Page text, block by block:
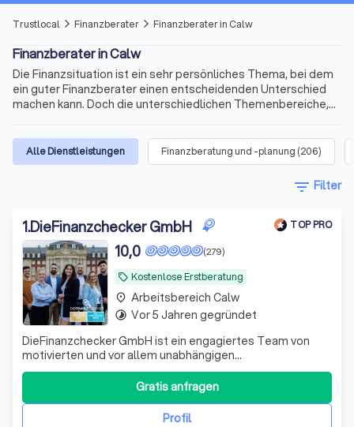
Trustlocal arrow_forward_ios Finanzberater arrow_forward_ios Finanzberater in Calw
Finanzberater in Calw
Die Finanzsituation ist ein sehr persönliches Thema, bei dem
ein guter Finanzberater einen entscheidenden Unterschied
machen kann. Doch die unterschiedlichen Themenbereiche,
nach dem richtigen Berater schnell kompliziert. Wir bieten
Ihnen für Ihre Finanzen Experten für Versicherungen,
Immobilienfinanzierungen, Geldanlagen, Altersvorsorge und
vieles mehr. Finden Sie jetzt mit Trustlocal den besten
Alle Dienstleistungen Finanzberatung und -planung (206)
filter_list Filter
1.DieFinanzchecker GmbH TOP PRO
local_offer Kostenlose Erstberatung
(279)
10,0
DieFinanzchecker GmbH ist ein engagiertes Team von
motivierten und vor allem unabhängigen
Finanz-/Versicherungsmaklern aus dem Münsterland. Seit
2012 bieten wir unseren Kunden individuelle und
zielorientierte Produkte an, wobei wir den Fokus auf
Transparenz und Verständlichkeit setzen. Wir sind uns
Profil
Gratis anfragen
place Arbeitsbereich Calw
timelapse Vor 5 Jahren gegründet